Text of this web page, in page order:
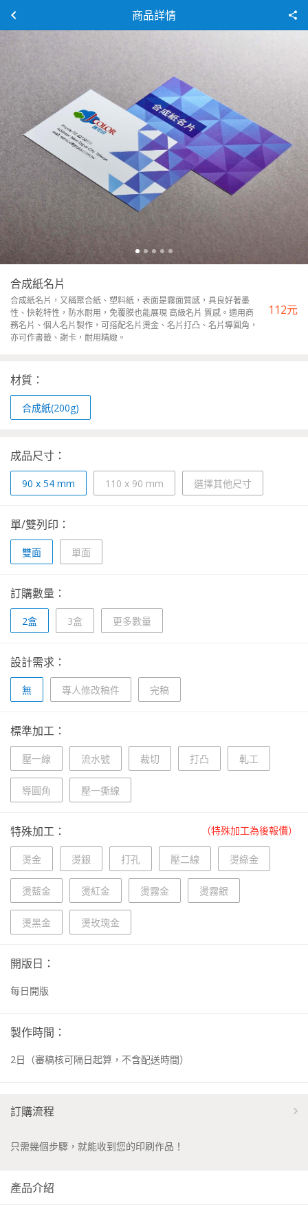
商品詳情
合成紙名片
合成紙名片，又稱聚合紙、塑料紙，表面是霧面質感，具良好著墨
性、快乾特性，防水耐用，免覆膜也能展現 高級名片 質感。適用商
務名片、個人名片製作，可搭配名片燙金、名片打凸、名片導圓角，
亦可作書籤、謝卡，耐用精緻。
112元
材質：
合成紙(200g)
成品尺寸：
90 x 54 mm 110 x 90 mm 選擇其他尺寸
單/雙列印：
雙面 單面
訂購數量：
2盒 3盒 更多數量
設計需求：
無 專人修改稿件 完稿
標準加工：
壓一線 流水號 裁切 打凸 軋工
導圓角 壓一撕線
特殊加工： （特殊加工為後報價）
燙金 燙銀 打孔 壓二線 燙綠金
燙藍金 燙紅金 燙霧金 燙霧銀
燙黑金 燙玫瑰金
開版日：
每日開版
製作時間：
2日 （審稿核可隔日起算，不含配送時間）
訂購流程
只需幾個步驟，就能收到您的印刷作品！
產品介紹